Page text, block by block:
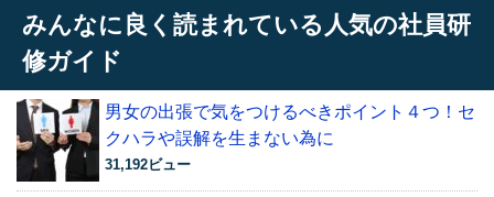
みんなに良く読まれている人気の社員研
修ガイド
男女の出張で気をつけるべきポイント４つ！セ
クハラや誤解を生まない為に
31,192ビュー